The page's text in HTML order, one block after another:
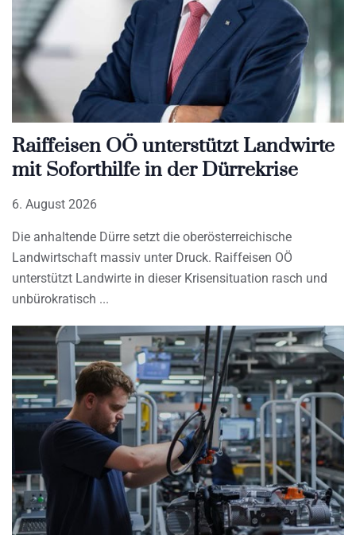
Raiffeisen OÖ unterstützt Landwirte
mit Soforthilfe in der Dürrekrise
6. August 2026
Die anhaltende Dürre setzt die oberösterreichische
Landwirtschaft massiv unter Druck. Raiffeisen OÖ
unterstützt Landwirte in dieser Krisensituation rasch und
unbürokratisch